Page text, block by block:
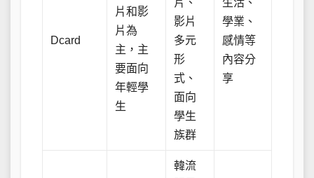
Dcard
片和影
片為
主，主
要面向
年輕學
生
片、
影片
多元
形
式、
面向
學生
族群
生活、
學業、
感情等
內容分
享
韓流